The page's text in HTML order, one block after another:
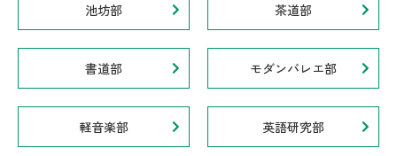
池坊部 茶道部
書道部 モダンバレエ部
軽音楽部 英語研究部